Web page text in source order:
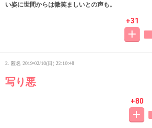
い姿に世間からは微笑ましいとの声も。
+31
2. 匿名 2019/02/10(日) 22:10:48
写り悪
+80